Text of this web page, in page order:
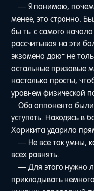
— Я понимаю,
менее, это странно.
бы ты с самого
рассчитывая на эти
экзамена дают не
остальные призовые
настолько просты,
уровнем физической
Оба оппонента
уступать. Находясь в
Хорикита ударила
— Не все так умны,
всех равнять.
— Для этого нужно
прикладывать